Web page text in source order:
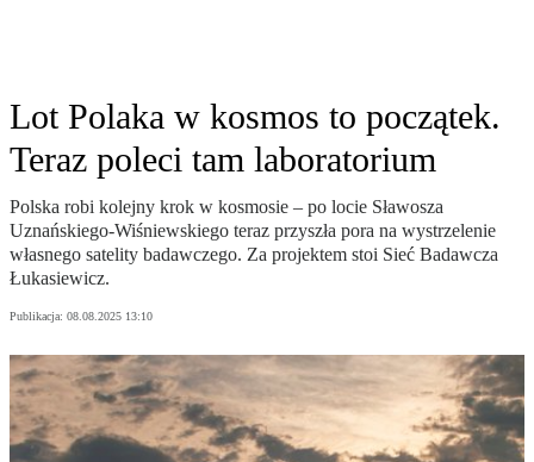
Lot Polaka w kosmos to początek.
Teraz poleci tam laboratorium
Polska robi kolejny krok w kosmosie – po locie Sławosza
Uznańskiego-Wiśniewskiego teraz przyszła pora na wystrzelenie
własnego satelity badawczego. Za projektem stoi Sieć Badawcza
Łukasiewicz.
Publikacja: 08.08.2025 13:10